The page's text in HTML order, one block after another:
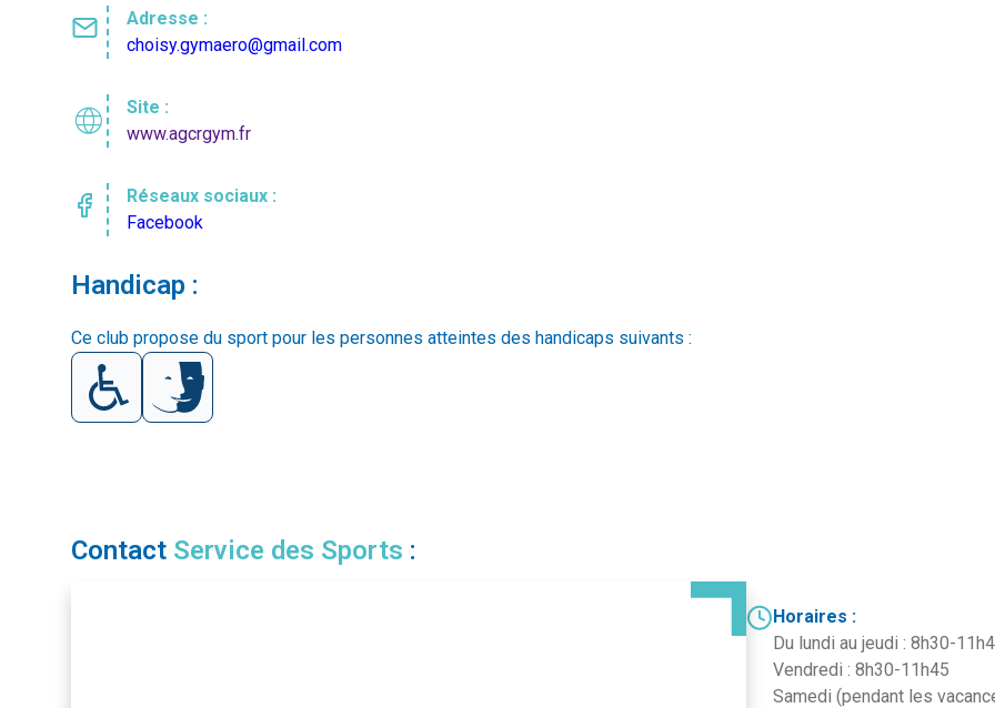
Adresse :
choisy.gymaero@gmail.com
language
Site :
www.agcrgym.fr
Réseaux sociaux :
Facebook
Handicap :
Ce club propose du sport pour les personnes atteintes des handicaps suivants :
Contact Service des Sports :
Horaires :
Du lundi au jeudi : 8h30-
Vendredi : 8h30-11h45
Samedi (pendant les